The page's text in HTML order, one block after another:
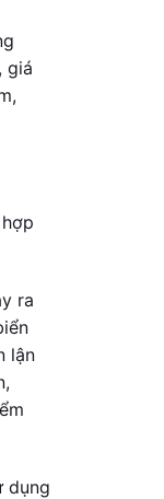
giá
ra
lận
dụng